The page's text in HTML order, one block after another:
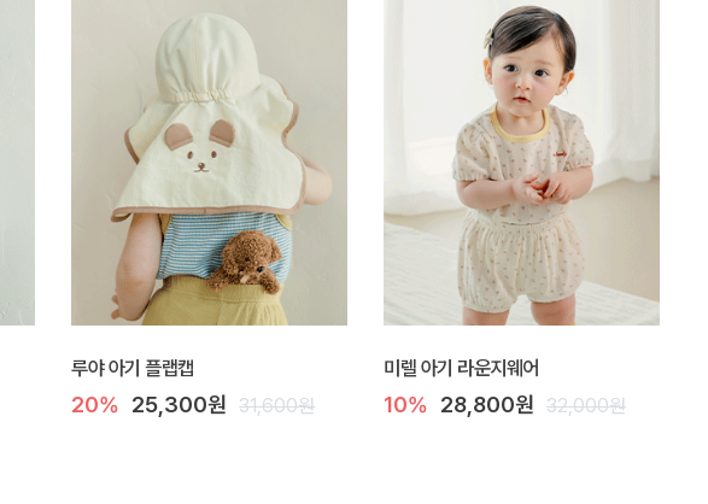
루야 아기 플랩캡
20% 25,300원 31,600원
미렐 아기 라운지웨어
10% 28,800원 32,000원